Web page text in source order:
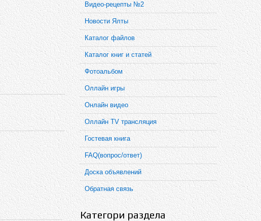
Видео-рецепты №2
Новости Ялты
Каталог файлов
Каталог книг и статей
Фотоальбом
Оллайн игры
Онлайн видео
Оллайн TV трансляция
Гостевая книга
FAQ(вопрос/ответ)
Доска объявлений
Обратная связь
Категори раздела